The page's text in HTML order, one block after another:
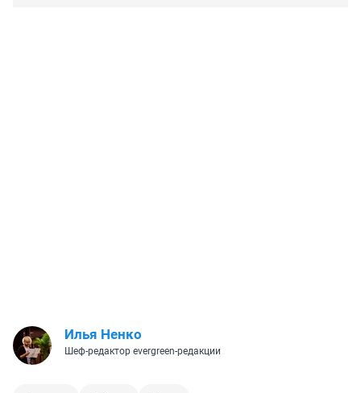
Илья Ненко
Шеф-редактор evergreen-редакции